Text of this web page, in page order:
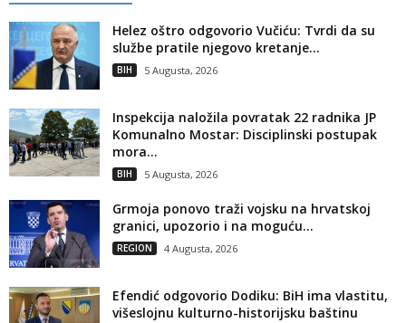
Helez oštro odgovorio Vučiću: Tvrdi da su
službe pratile njegovo kretanje...
BIH 5 Augusta, 2026
Inspekcija naložila povratak 22 radnika JP
Komunalno Mostar: Disciplinski postupak
mora...
BIH 5 Augusta, 2026
Grmoja ponovo traži vojsku na hrvatskoj
granici, upozorio i na moguću...
REGION 4 Augusta, 2026
Efendić odgovorio Dodiku: BiH ima vlastitu,
višeslojnu kulturno-historijsku baštinu